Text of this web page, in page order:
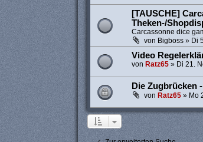
[TAUSCHE]
Theken-/
Carcassonne dice
von Bigboss» Di
Video
von Ratz65» Di 21.
Die Zugbrücken
von Ratz65» Mo